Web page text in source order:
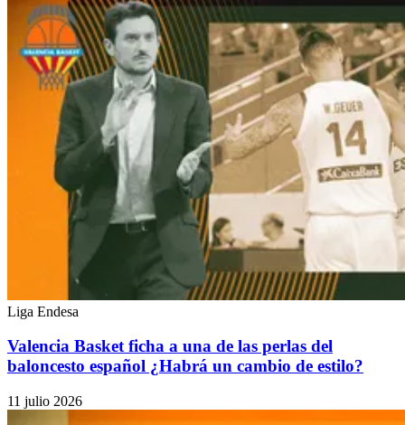
Liga Endesa
Valencia Basket ficha a una de las perlas del
baloncesto español ¿Habrá un cambio de estilo?
11 julio 2026